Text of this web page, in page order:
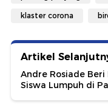
klaster corona
Artikel
Andre Rosiade
Siswa Lumpuh di